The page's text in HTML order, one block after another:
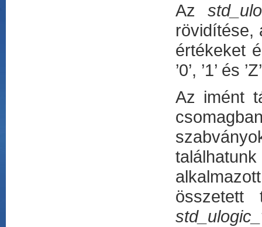
Az
rövidítése,
értékeket
’0’, ’1’ és
Az imént